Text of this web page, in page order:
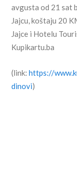
avgusta od 21 sat
Jajcu, koštaju 20
Jajce i Hotelu
Kupikartu.ba
(link:https://
dinovi)